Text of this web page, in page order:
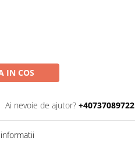
IN COS
Ai nevoie de ajutor? +40737089722